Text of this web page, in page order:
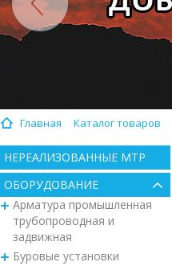
Главная Каталог товаров
НЕРЕАЛИЗОВАННЫЕ МТР
ОБОРУДОВАНИЕ
Арматура промышленная
трубопроводная и
задвижная
Буровые установки